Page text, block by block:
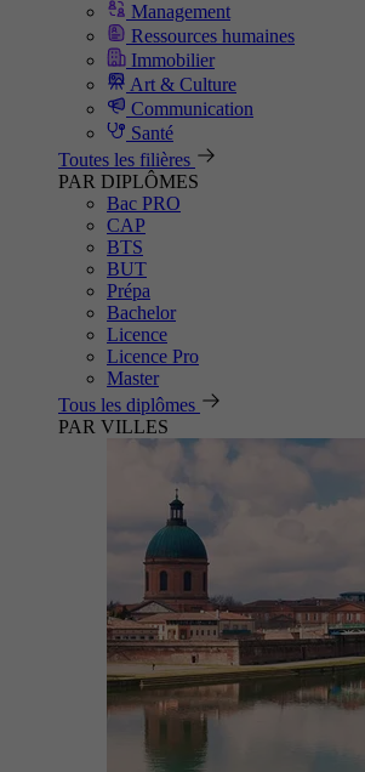
Management
Ressources humaines
Immobilier
Art & Culture
Communication
Santé
Toutes les filières
PAR DIPLÔMES
Bac PRO
CAP
BTS
BUT
Prépa
Bachelor
Licence
Licence Pro
Master
Tous les diplômes
PAR VILLES